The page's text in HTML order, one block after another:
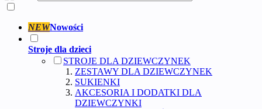
NEWNowości
Stroje dla dzieci
STROJE DLA DZIEWCZYNEK
ZESTAWY DLA DZIEWCZYNEK
SUKIENKI
AKCESORIA I DODATKI DLA
DZIEWCZYNKI